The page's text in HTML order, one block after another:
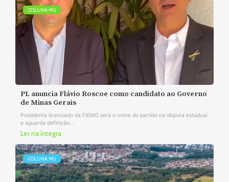
COLUNA MG
PL anuncia Flávio Roscoe como candidato ao Governo
de Minas Gerais
Presidente licenciado da FIEMG será o nome do partido na disputa estadual
e aguarda definição...
Ler na íntegra
COLUNA MG